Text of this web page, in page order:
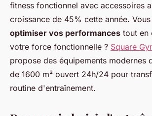
fitness fonctionnel avec accessoires
croissance de 45% cette année.
optimiser vos performances tout en
votre force fonctionnelle ? Square
propose des équipements modernes
de 1600 m² ouvert 24h/24 pour
routine d'entraînement.